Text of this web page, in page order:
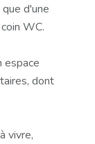
d'une
WC.
espace
dont
vivre,